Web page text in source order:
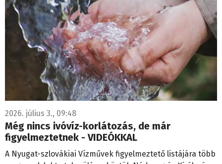
2026. július 3., 09:48
Még nincs ivóvíz-korlátozás, de már
figyelmeztetnek - VIDEÓKKAL
A Nyugat-szlovákiai Vízművek figyelmeztető listájára több